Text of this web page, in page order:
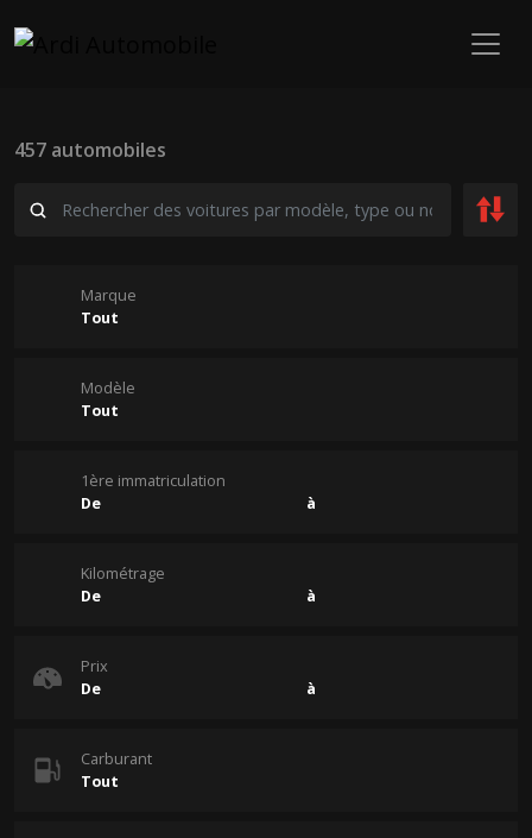
457 automobiles
Marque
Modèle
1ère immatriculation
Kilométrage
Prix
Carburant